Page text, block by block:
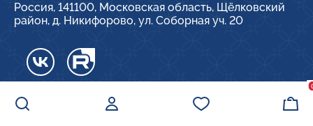
Россия, 141100, Московская область, Щёлковский
район, д. Никифорово, ул. Соборная уч. 20